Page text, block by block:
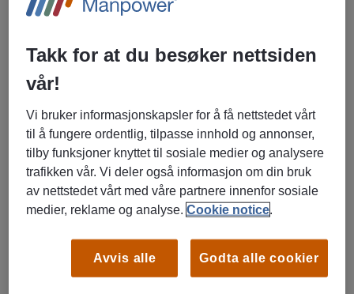
– Jeg tok kontakt med Manpower fordi jeg så på det som
med mange store selskaper i Oslo. Jeg ble i tillegg anbefalt
å ta kontakt med Manpower av både bekjente og
karriereveileder på universitetet, forteller han.
Verdifull erfaring fra store selskaper
Gjennom Manpower fikk Nikolai oppdrag hos Fremtind og
Takk for at du besøker nettsiden
vår!
Vi bruker informasjonskapsler for å få nettstedet vårt
til å fungere ordentlig, tilpasse innhold og annonser,
tilby funksjoner knyttet til sosiale medier og analysere
trafikken vår. Vi deler også informasjon om din bruk
av nettstedet vårt med våre partnere innenfor sosiale
medier, reklame og analyse.Cookie notice
Avvis alle Godta alle cookier